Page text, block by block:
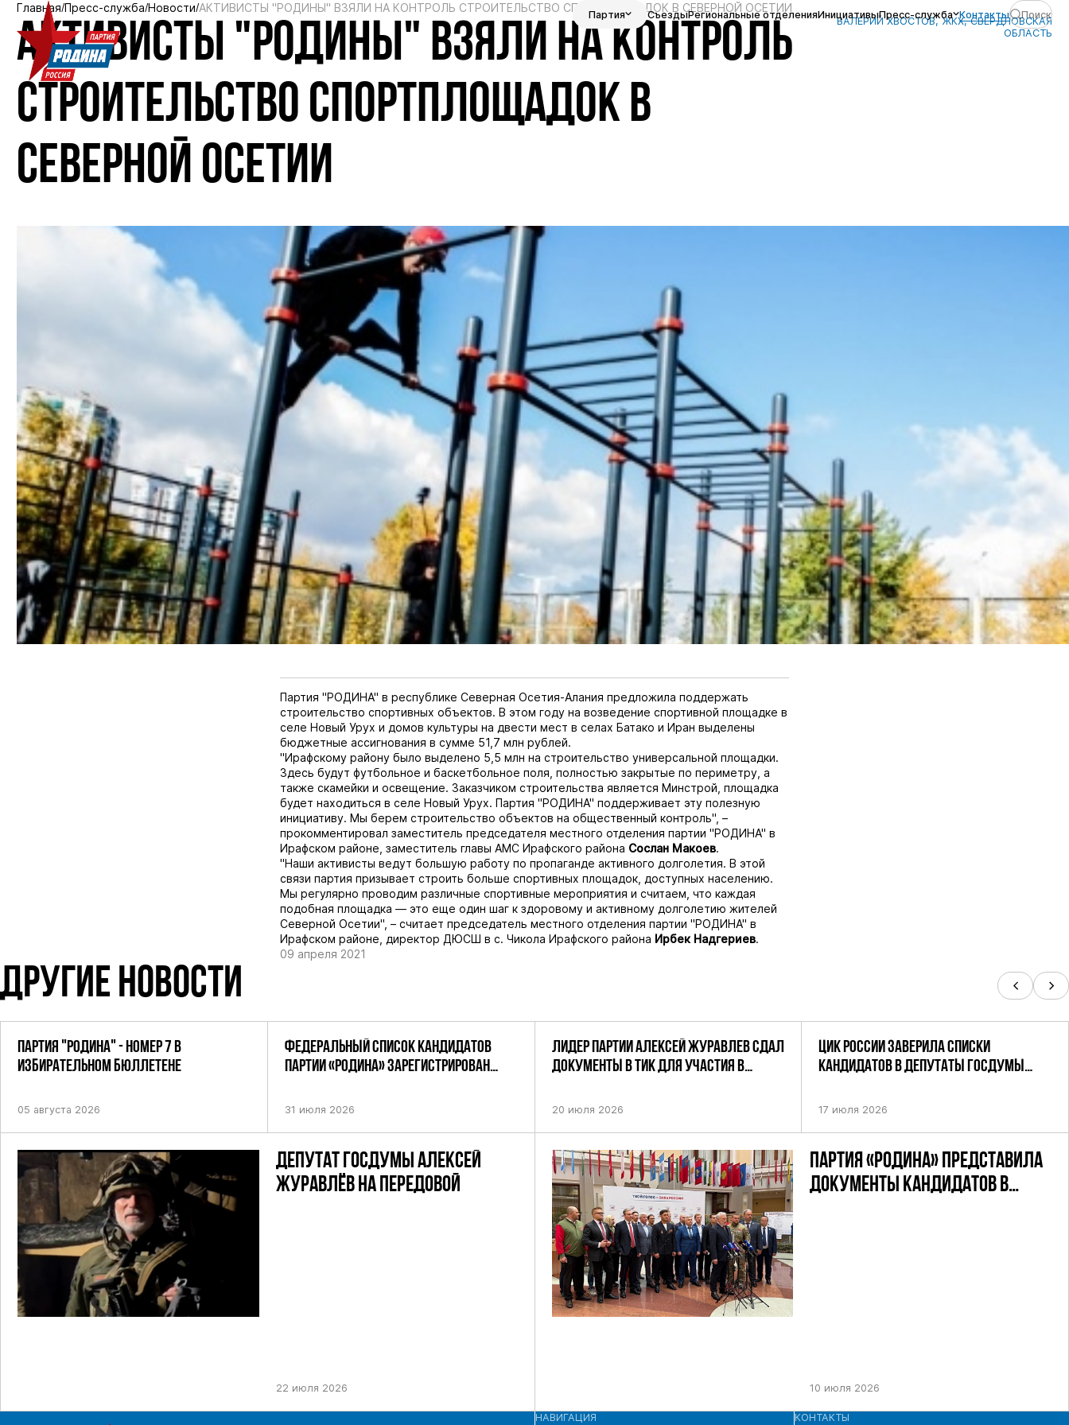
Партия СъездыРегиональные отделенияИнициативыПресс-служба Контакты Поиск
Главная Пресс-служба Новости АКТИВИСТЫ "РОДИНЫ" ВЗЯЛИ НА КОНТРОЛЬ СТРОИТЕЛЬСТВО СПОРТПЛОЩАДОК В СЕВЕРНОЙ ОСЕТИИ
АКТИВИСТЫ "РОДИНЫ" ВЗЯЛИ НА КОНТРОЛЬ
СТРОИТЕЛЬСТВО СПОРТПЛОЩАДОК В
СЕВЕРНОЙ ОСЕТИИ
ВАЛЕРИЙ ХВОСТОВ, ЖКХ, СВЕРДЛОВСКАЯ
ОБЛАСТЬ
Партия "РОДИНА" в республике Северная Осетия-Алания предложила поддержать
строительство спортивных объектов. В этом году на возведение спортивной площадке в
селе Новый Урух и домов культуры на двести мест в селах Батако и Иран выделены
бюджетные ассигнования в сумме 51,7 млн рублей.
"Ирафскому району было выделено 5,5 млн на строительство универсальной площадки.
Здесь будут футбольное и баскетбольное поля, полностью закрытые по периметру, а
также скамейки и освещение. Заказчиком строительства является Минстрой, площадка
будет находиться в селе Новый Урух. Партия "РОДИНА" поддерживает эту полезную
инициативу. Мы берем строительство объектов на общественный контроль", –
прокомментировал заместитель председателя местного отделения партии "РОДИНА" в
Ирафском районе, заместитель главы АМС Ирафского района Сослан Макоев.
"Наши активисты ведут большую работу по пропаганде активного долголетия. В этой
связи партия призывает строить больше спортивных площадок, доступных населению.
Мы регулярно проводим различные спортивные мероприятия и считаем, что каждая
подобная площадка — это еще один шаг к здоровому и активному долголетию жителей
Северной Осетии", – считает председатель местного отделения партии "РОДИНА" в
Ирафском районе, директор ДЮСШ в с. Чикола Ирафского района Ирбек Надгериев.
09 апреля 2021
ДРУГИЕ НОВОСТИ
ПАРТИЯ "РОДИНА" - НОМЕР 7 В
ИЗБИРАТЕЛЬНОМ БЮЛЛЕТЕНЕ
05 августа 2026
ФЕДЕРАЛЬНЫЙ СПИСОК КАНДИДАТОВ
ПАРТИИ «РОДИНА» ЗАРЕГИСТРИРОВАН
31 июля 2026
ДЕПУТАТ ГОСДУМЫ АЛЕКСЕЙ
ЖУРАВЛЁВ НА ПЕРЕДОВОЙ
22 июля 2026
ЛИДЕР ПАРТИИ АЛЕКСЕЙ ЖУРАВЛЕВ СДАЛ
ДОКУМЕНТЫ В ТИК ДЛЯ УЧАСТИЯ В
ПО НЕФТЕКАМСКОМУ ОДНОМАНДАТНОМУ
20 июля 2026
ЦИК РОССИИ ЗАВЕРИЛА СПИСКИ
КАНДИДАТОВ В ДЕПУТАТЫ ГОСДУМЫ
17 июля 2026
ПАРТИЯ «РОДИНА» ПРЕДСТАВИЛА
ДОКУМЕНТЫ КАНДИДАТОВ В
10 июля 2026
НАВИГАЦИЯ КОНТАКТЫ